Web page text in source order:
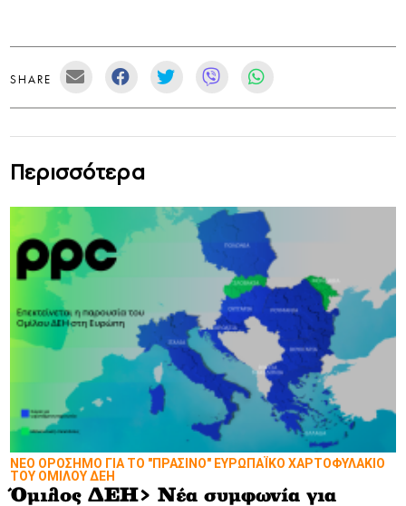
SHARE
Περισσότερα
ΝΕΟ ΟΡΟΣΗΜΟ ΓΙΑ ΤΟ "ΠΡΑΣΙΝΟ" ΕΥΡΩΠΑΪΚΟ ΧΑΡΤΟΦΥΛΑΚΙΟ
ΤΟΥ ΟΜΙΛΟΥ ΔΕΗ
Όμιλος ΔΕΗ> Νέα συμφωνία για